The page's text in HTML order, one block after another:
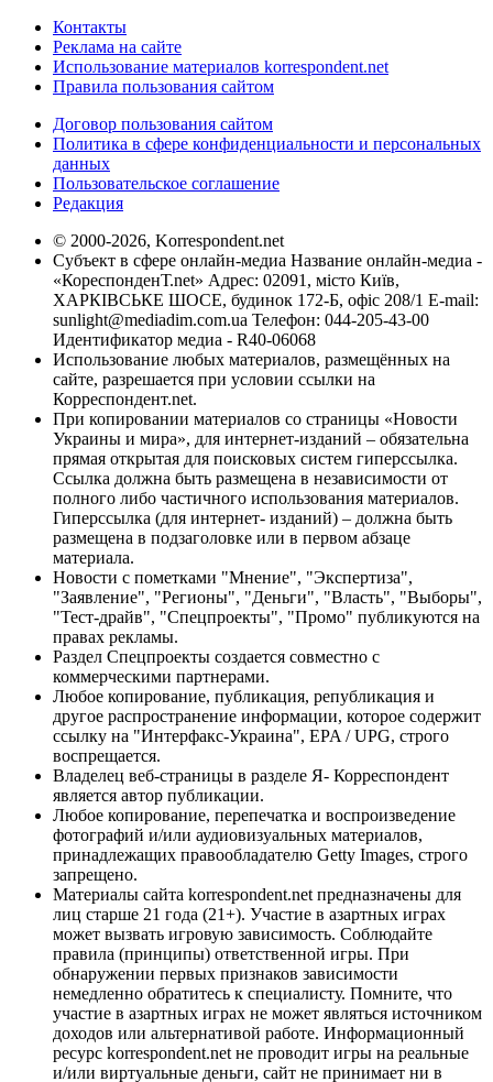
Контакты
Реклама на сайте
Использование материалов korrespondent.net
Правила пользования сайтом
Договор пользования сайтом
Политика в сфере конфиденциальности и персональных
данных
Пользовательское соглашение
Редакция
© 2000-2026, Korrespondent.net
Субъект в сфере онлайн-медиа Название онлайн-медиа -
«КореспонденТ.net» Адрес: 02091, місто Київ,
ХАРКІВСЬКЕ ШОСЕ, будинок 172-Б, офіс 208/1 E-mail:
sunlight@mediadim.com.ua Телефон: 044-205-43-00
Идентификатор медиа - R40-06068
Использование любых материалов, размещённых на
сайте, разрешается при условии ссылки на
Корреспондент.net.
При копировании материалов со страницы «Новости
Украины и мира», для интернет-изданий – обязательна
прямая открытая для поисковых систем гиперссылка.
Ссылка должна быть размещена в независимости от
полного либо частичного использования материалов.
Гиперссылка (для интернет- изданий) – должна быть
размещена в подзаголовке или в первом абзаце
материала.
Новости с пометками "Мнение", "Экспертиза",
"Заявление", "Регионы", "Деньги", "Власть", "Выборы",
"Тест-драйв", "Спецпроекты", "Промо" публикуются на
правах рекламы.
Раздел Спецпроекты создается совместно с
коммерческими партнерами.
Любое копирование, публикация, републикация и
другое распространение информации, которое содержит
ссылку на "Интерфакс-Украина", EPA / UPG, строго
воспрещается.
Владелец веб-страницы в разделе Я- Корреспондент
является автор публикации.
Любое копирование, перепечатка и воспроизведение
фотографий и/или аудиовизуальных материалов,
принадлежащих правообладателю Getty Images, строго
запрещено.
Материалы сайта korrespondent.net предназначены для
лиц старше 21 года (21+). Участие в азартных играх
может вызвать игровую зависимость. Соблюдайте
правила (принципы) ответственной игры. При
обнаружении первых признаков зависимости
немедленно обратитесь к специалисту. Помните, что
участие в азартных играх не может являться источником
доходов или альтернативой работе. Информационный
ресурс korrespondent.net не проводит игры на реальные
и/или виртуальные деньги, сайт не принимает ни в